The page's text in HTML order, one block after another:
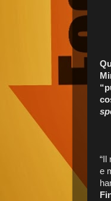
“Il
e